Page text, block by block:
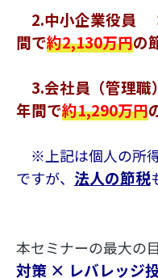
2.中小企業役員
間で約2,130万円の
3.会社員（管理
年間で約1,290万円
※上記は個人の所
ですが、 法人の節税
本セミナーの最大の
対策 × レバレッジ